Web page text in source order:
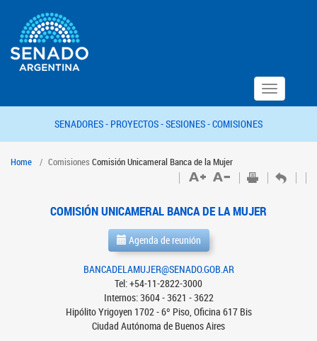
Toggle
navigation
SENADORES - PROYECTOS -SESIONES -COMISIONES
Home Comisiones Comisión Unicameral Banca de la Mujer
COMISIÓN UNICAMERAL BANCA DE LA MUJER
Agenda de reunión
BANCADELAMUJER@SENADO.GOB.AR
Tel: +54-11-2822-3000
Internos: 3604 - 3621 - 3622
Hipólito Yrigoyen 1702 - 6º Piso, Oficina 617 Bis
Ciudad Autónoma de Buenos Aires